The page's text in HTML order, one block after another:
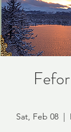
Sat, Feb 08
  |